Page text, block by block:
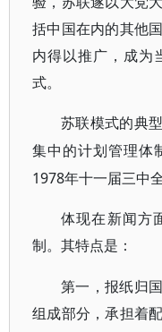
括中国在内的其他
内得以推广，成为
式。
苏联模式的典
集中的计划管理体
1978年十一届三中
体现在新闻方
制。其特点是：
第一，报纸归
组成部分，承担着